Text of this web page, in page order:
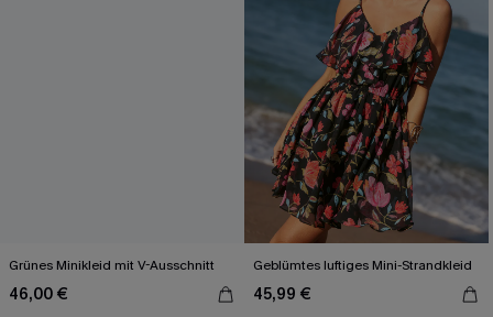
Grünes Minikleid mit V-Ausschnitt
46,00 €
Geblümtes luftiges Mini-Strandkleid
45,99 €